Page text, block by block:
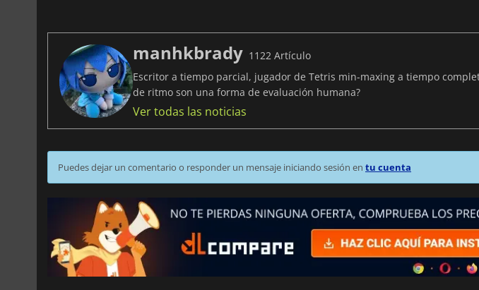
manhkbrady 1122 Artículo
Escritor a tiempo parcial, jugador de Tetris min-maxing a tiempo
de ritmo son una forma de evaluación humana?
Ver todas las noticias
Puedes dejar un comentario o responder un mensaje iniciando sesión en tu cuenta